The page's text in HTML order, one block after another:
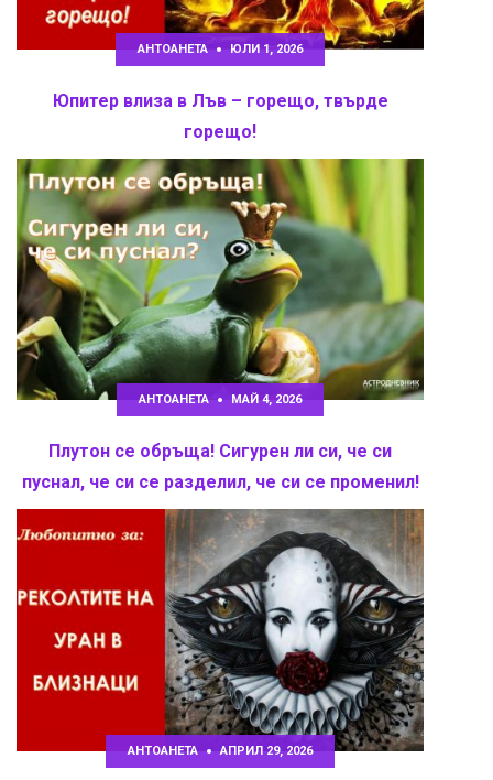
АНТОАНЕТА ЮЛИ 1, 2026
Юпитер влиза в Лъв – горещо, твърде
горещо!
АНТОАНЕТА МАЙ 4, 2026
Плутон се обръща! Сигурен ли си, че си
пуснал, че си се разделил, че си се променил!
АНТОАНЕТА АПРИЛ 29, 2026